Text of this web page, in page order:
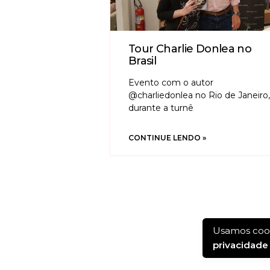
Tour Charlie Donlea no
Brasil
Evento com o autor
@charliedonlea no Rio de Janeiro,
durante a turnê
CONTINUE LENDO »
Usamos
privacidade